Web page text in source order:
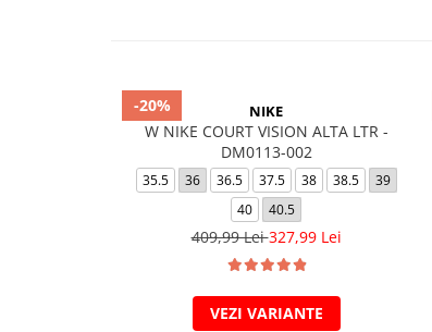
-20% NIKE
W NIKE COURT VISION ALTA LTR -
DM0113-002
35.5 36 36.5 37.5 38 38.5
39
40
40.5
409,99 Lei327,99 Lei
VEZI VARIANTE